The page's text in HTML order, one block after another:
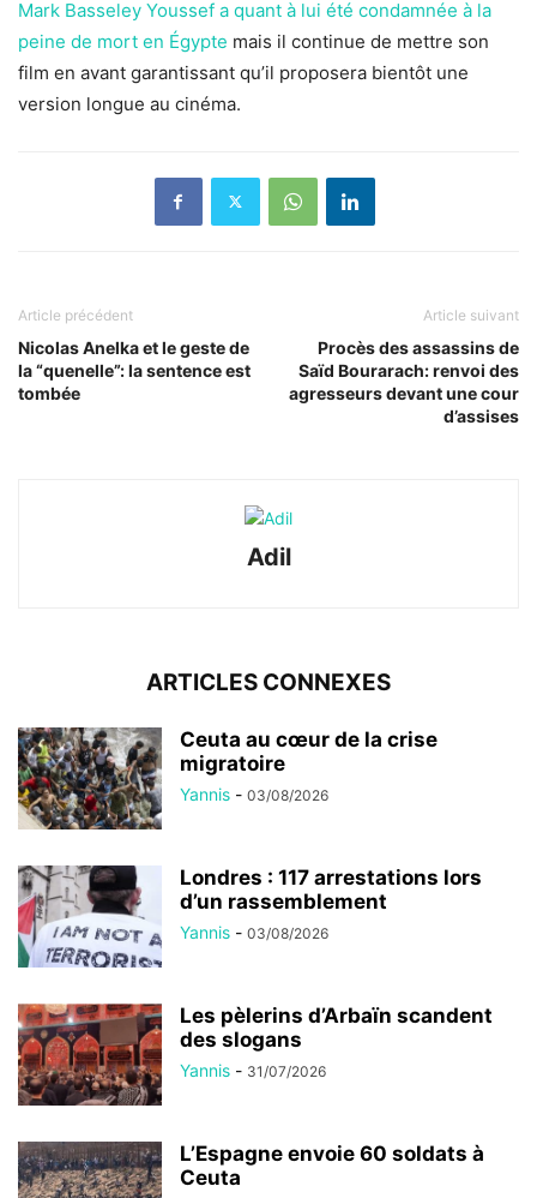
Mark Basseley Youssef a quant à lui été condamnée à la
peine de mort en Égypte mais il continue de mettre son
film en avant garantissant qu’il proposera bientôt une
version longue au cinéma.
Article précédent
Nicolas Anelka et le geste de
la “quenelle”: la sentence est
tombée
Article suivant
Procès des assassins de
Saïd Bourarach: renvoi des
agresseurs devant une cour
d’assises
Adil
ARTICLES CONNEXES
Ceuta au cœur de la crise
migratoire
Yannis - 03/08/2026
Londres : 117 arrestations lors
d’un rassemblement
Yannis - 03/08/2026
Les pèlerins d’Arbaïn scandent
des slogans
Yannis - 31/07/2026
L’Espagne envoie 60 soldats à
Ceuta